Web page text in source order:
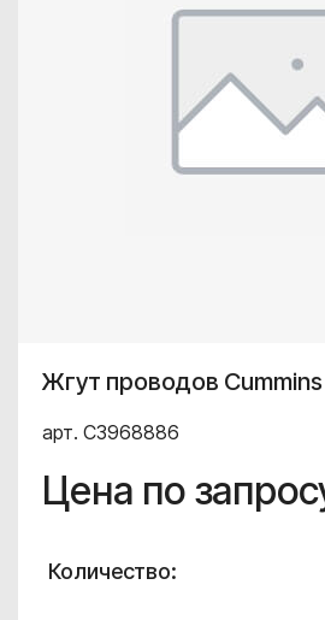
Жгут проводов
арт. C3968886
Цена по
Количество: